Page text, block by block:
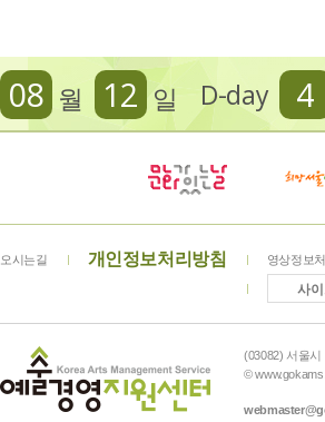
D-day 4
08 월 12 일
오시는길 개인정보처리방침 영상정보
사
(03082) 서울
©